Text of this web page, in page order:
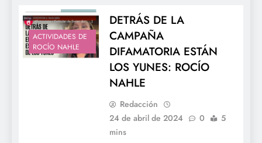
ACTIVIDADES DE
ROCÍO NAHLE
DETRÁS DE LA
CAMPAÑA
DIFAMATORIA ESTÁN
LOS YUNES: ROCÍO
NAHLE
Redacción
24 de abril de 2024
0
5
mins